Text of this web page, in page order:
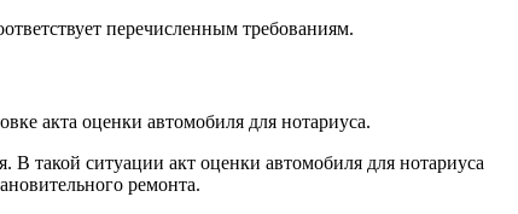
перечисленным требованиям.
акта оценки автомобиля для нотариуса.
такой ситуации акт оценки автомобиля для нотариуса
ремонта.